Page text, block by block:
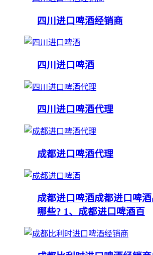
四川进口啤酒经销商
四川进口啤酒
四川进口啤酒代理
成都进口啤酒代理
成都进口啤酒成都进口啤
哪些? 1、成都进口啤酒百